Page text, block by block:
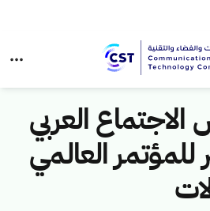
الاجتماع العربي
للمؤتمر العالمي